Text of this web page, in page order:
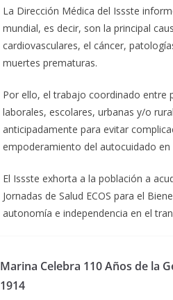
La Dirección Médica del Issste
mundial, es decir, son la principal
cardiovasculares, el cáncer,
muertes prematuras.
Por ello, el trabajo coordinado entre
laborales, escolares, urbanas y/o
anticipadamente para evitar
empoderamiento del autocuidado en
El Issste exhorta a la población a
Jornadas de Salud ECOS para el
autonomía e independencia en el
Marina Celebra 110 Años de la
1914